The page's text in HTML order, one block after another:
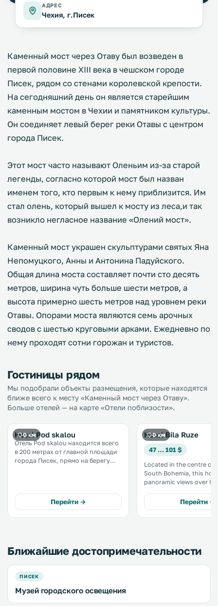
АДРЕС
Чехия, г.Писек
Каменный мост через Отаву был возведен в
первой половине XIII века в чешском городе
Писек, рядом со стенами королевской крепости.
На сегодняшний день он является старейшим
каменным мостом в Чехии и памятником культуры.
Он соединяет левый берег реки Отавы с центром
города Писек.
Этот мост часто называют Оленьим из-за старой
легенды, согласно которой мост был назван
именем того, кто первым к нему приблизится. Им
стал олень, который вышел к мосту из леса,и так
возникло негласное название «Олений мост».
Каменный мост украшен скульптурами святых Яна
Непомуцкого, Анны и Антонина Падуйского.
Общая длина моста составляет почти сто десять
метров, ширина чуть больше шести метров, а
высота примерно шесть метров над уровнем реки
Отавы. Опорами моста являются семь арочных
сводов с шестью круговыми арками. Ежедневно по
нему проходят сотни горожан и туристов.
Гостиницы рядом
Мы подобрали объекты размещения, которые находятся
ближе всего к месту «Каменный мост через Отаву».
Больше отелей — на карте «Отели поблизости».
0 км
Hotel Pod skalou
Отель Pod skalou находится всего
в 200 метрах от главной площади
города Писек, прямо на берегу
также общая кухня и ресторан-
Перейти →
0 км
Hotel Bila Ruze
47 … 101 $
Located in the centre of
South Bohemia, this
panoramic views over
entire property and free
parking is possible on
Перейти →
Ближайшие достопримечательности
ПИСЕК
Музей городского освещения